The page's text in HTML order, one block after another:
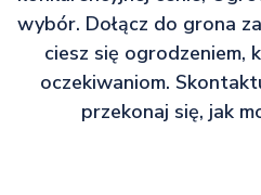
wybór. Dołącz do grona
ciesz się
oczekiwaniom.
przekonaj się, jak